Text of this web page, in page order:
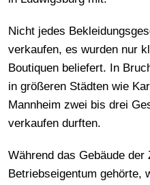
Nicht jedes
verkaufen, es wurden nur
Boutiquen beliefert. In
in größeren Städten wie
Mannheim zwei bis drei
verkaufen durften.
Während das Gebäude
Betriebseigentum gehörte,